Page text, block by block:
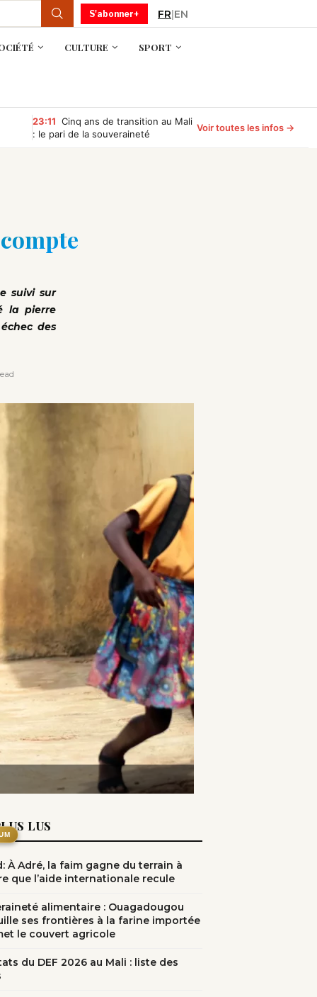
S'abonner+ FR|EN
CULTURE SPORT
23:11 Cinq ans de transition au Mali
: le pari de la souveraineté
Voir toutes les infos →
suivi sur
la pierre
des
LUS
À Adré, la faim gagne du terrain à
que l’aide internationale recule
alimentaire : Ouagadougou
ses frontières à la farine importée
le couvert agricole
du DEF 2026 au Mali : liste des